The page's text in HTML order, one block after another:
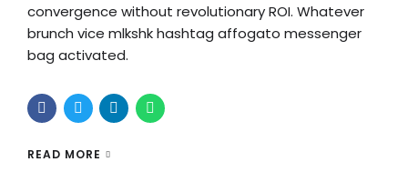
convergence without revolutionary ROI. Whatever
brunch vice mlkshk hashtag affogato messenger
bag activated.
READ MORE